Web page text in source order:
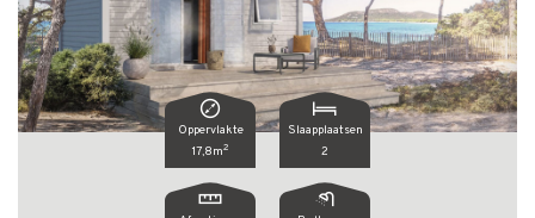
Oppervlakte
17,8m2
Slaapplaatsen
2